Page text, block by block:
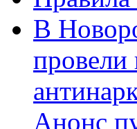
В
провели
Анонс